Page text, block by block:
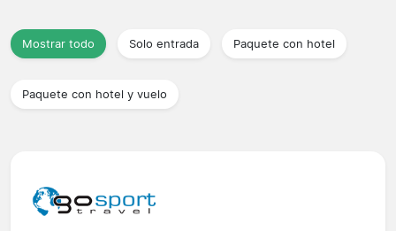
Mostrar todo Solo entrada Paquete con hotel
Paquete con hotel y vuelo